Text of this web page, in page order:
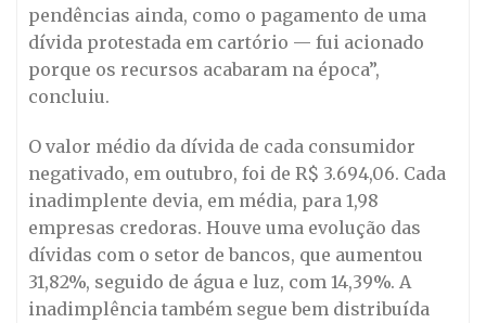
pendências ainda, como o pagamento de uma
dívida protestada em cartório — fui acionado
porque os recursos acabaram na época”,
concluiu.
O valor médio da dívida de cada consumidor
negativado, em outubro, foi de R$ 3.694,06. Cada
inadimplente devia, em média, para 1,98
empresas credoras. Houve uma evolução das
dívidas com o setor de bancos, que aumentou
31,82%, seguido de água e luz, com 14,39%. A
inadimplência também segue bem distribuída